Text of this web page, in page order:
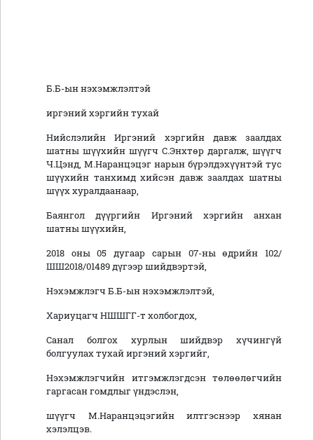
Б.Б-ыннэхэмжлэлтэй
иргэний хэргийн тухай
Нийслэлийн Иргэний хэргийн давж заалдах
шатны шүүхийн шүүгч С.Энхтөр даргалж, шүүгч
Ч.Цэнд, М.Наранцэцэг нарын бүрэлдэхүүнтэй тус
шүүхийн танхимд хийсэн давж заалдах шатны
шүүх хуралдаанаар,
Баянгол дүүргийн Иргэний хэргийн анхан
шатны шүүхийн,
2018 оны 05 дугаар сарын 07-ны өдрийн 102/
ШШ2018/01489 дүгээр шийдвэртэй,
Нэхэмжлэгч Б.Б-ын нэхэмжлэлтэй,
Хариуцагч НШШГГ-т холбогдох,
Санал болгох хурлын шийдвэр хүчингүй
болгуулах тухай иргэний хэргийг,
Нэхэмжлэгчийн итгэмжлэгдсэн төлөөлөгчийн
гаргасан гомдлыг үндэслэн,
шүүгч М.Наранцэцэгийн илтгэснээр хянан
хэлэлцэв.